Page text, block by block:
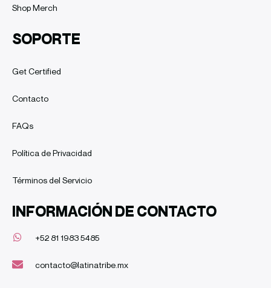
Shop Merch
SOPORTE
Get Certified
Contacto
FAQs
Política de Privacidad
Términos del Servicio
INFORMACIÓN DE CONTACTO
+52 81 1983 5485
contacto@latinatribe.mx